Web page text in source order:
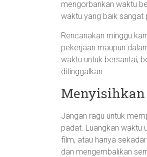
mengorbankan waktu
waktu yang baik sangat
Rencanakan minggu
pekerjaan maupun
waktu untuk bersantai,
ditinggalkan.
Jangan ragu untuk
padat. Luangkan waktu
film, atau hanya
dan mengembalikan